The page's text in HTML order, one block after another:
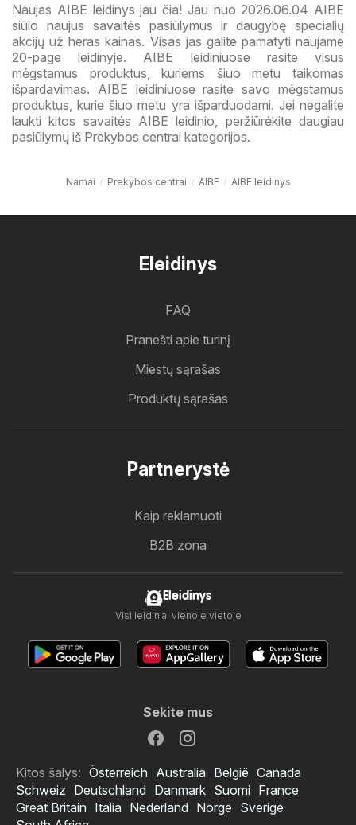
Naujas AIBE leidinys jau čia! Jau nuo 2026.06.04 AIBE
siūlo naujus savaitės pasiūlymus ir daugybę specialių
akcijų už heras kainas. Visas jas galite pamatyti naujame
20-page leidinyje. AIBE leidiniuose rasite visus
mėgstamus produktus, kuriems šiuo metu taikomas
išpardavimas. AIBE leidiniuose rasite savo mėgstamus
produktus, kurie šiuo metu yra išparduodami. Jei negalite
laukti kitos savaitės AIBE leidinio, peržiūrėkite daugiau
pasiūlymų iš Prekybos centrai kategorijos.
Namai Prekybos centrai AIBE AIBE leidinys
Eleidinys
FAQ
Pranešti apie turinį
Miestų sąrašas
Produktų sąrašas
Partnerystė
Kaip reklamuoti
B2B zona
Eleidinys
Visi leidiniai vienoje vietoje
Sekite mus
Kitos šalys: Österreich Australia België Canada
Schweiz Deutschland Danmark Suomi France
Great Britain Italia Nederland Norge Sverige